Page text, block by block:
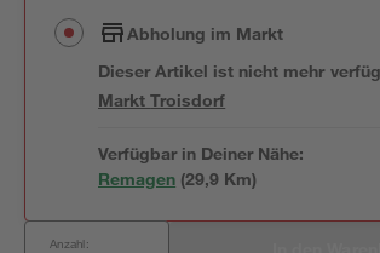
Abholung im Markt
Dieser Artikel ist nicht mehr
MarktTroisdorf
Verfügbar in Deiner Nähe:
Remagen (29,9 Km)
Anzahl: